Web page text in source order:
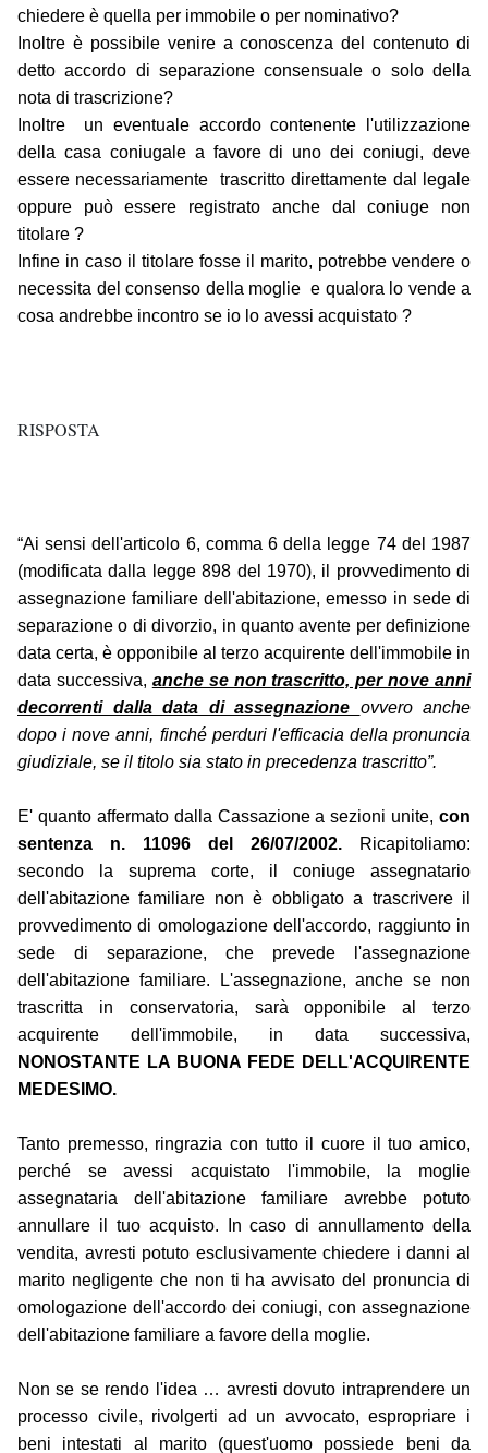
chiedere è quella per immobile o per nominativo?
Inoltre è possibile venire a conoscenza del contenuto di
detto accordo di separazione consensuale o solo della
nota di trascrizione?
Inoltre un eventuale accordo contenente l'utilizzazione
della casa coniugale a favore di uno dei coniugi, deve
essere necessariamente trascritto direttamente dal legale
oppure può essere registrato anche dal coniuge non
titolare ?
Infine in caso il titolare fosse il marito, potrebbe vendere o
necessita del consenso della moglie e qualora lo vende a
cosa andrebbe incontro se io lo avessi acquistato ?
RISPOSTA
“Ai sensi dell'articolo 6, comma 6 della legge 74 del 1987
(modificata dalla legge 898 del 1970), il provvedimento di
assegnazione familiare dell'abitazione, emesso in sede di
separazione o di divorzio, in quanto avente per definizione
data certa, è opponibile al terzo acquirente dell'immobile in
data successiva, anche se non trascritto, per nove anni
decorrenti dalla data di assegnazione ovvero anche
dopo i nove anni, finché perduri l'efficacia della pronuncia
giudiziale, se il titolo sia stato in precedenza trascritto”.
E' quanto affermato dalla Cassazione a sezioni unite, con
sentenza n. 11096 del 26/07/2002. Ricapitoliamo:
secondo la suprema corte, il coniuge assegnatario
dell'abitazione familiare non è obbligato a trascrivere il
provvedimento di omologazione dell'accordo, raggiunto in
sede di separazione, che prevede l'assegnazione
dell'abitazione familiare. L'assegnazione, anche se non
trascritta in conservatoria, sarà opponibile al terzo
acquirente dell'immobile, in data successiva,
NONOSTANTE LA BUONA FEDE DELL'ACQUIRENTE
MEDESIMO.
Tanto premesso, ringrazia con tutto il cuore il tuo amico,
perché se avessi acquistato l'immobile, la moglie
assegnataria dell'abitazione familiare avrebbe potuto
annullare il tuo acquisto. In caso di annullamento della
vendita, avresti potuto esclusivamente chiedere i danni al
marito negligente che non ti ha avvisato del pronuncia di
omologazione dell'accordo dei coniugi, con assegnazione
dell'abitazione familiare a favore della moglie.
Non se se rendo l'idea … avresti dovuto intraprendere un
processo civile, rivolgerti ad un avvocato, espropriare i
beni intestati al marito (quest'uomo possiede beni da